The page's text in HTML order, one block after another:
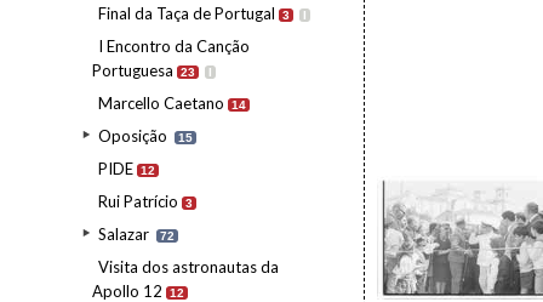
Final da Taça de Portugal 3 I
I Encontro da Canção
Portuguesa
23 I
Marcello Caetano 14
Oposição 15
PIDE 12
Rui Patrício 3
Salazar 72
Visita dos astronautas da
Apollo 12
12